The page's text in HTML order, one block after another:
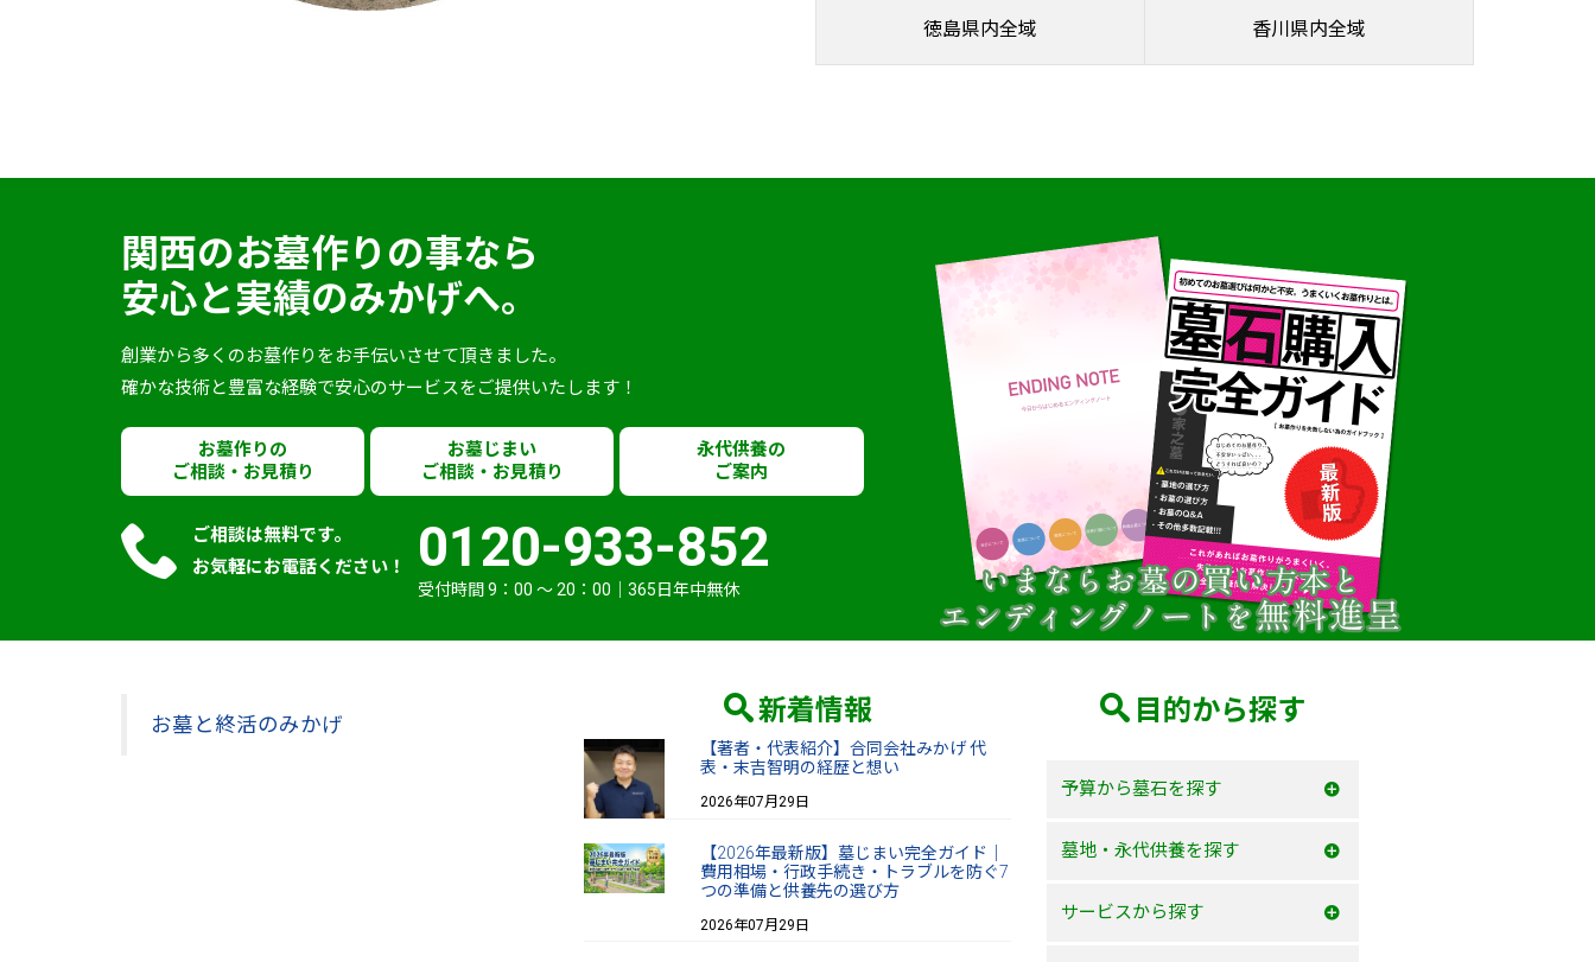
徳島県内全域 香川県内全域
関西のお墓作りの事なら
安心と実績のみかげへ。
創業から多くのお墓作りをお手伝いさせて頂きました。
確かな技術と豊富な経験で安心のサービスをご提供いたします！
お墓作りの
ご相談・お見積り
お墓じまい
ご相談・お見積り
永代供養の
ご案内
ご相談は無料です。
お気軽にお電話ください！
0120-933-852
受付時間 9：00 〜 20：00｜365日年中無休
お墓と終活のみかげ 新着情報
【著者・代表紹介】合同会社みかげ 代
表・末吉智明の経歴と想い
2026年07月29日
【2026年最新版】墓じまい完全ガイド｜
費用相場・行政手続き・トラブルを防ぐ7
つの準備と供養先の選び方
2026年07月29日
目的から探す
予算から墓石を探す
50万以内
100万以内
墓地・永代供養を探す
大阪府
サービスから探す